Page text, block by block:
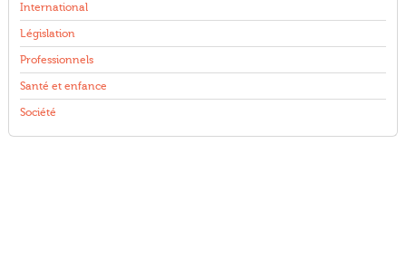
International
Législation
Professionnels
Santé et enfance
Société